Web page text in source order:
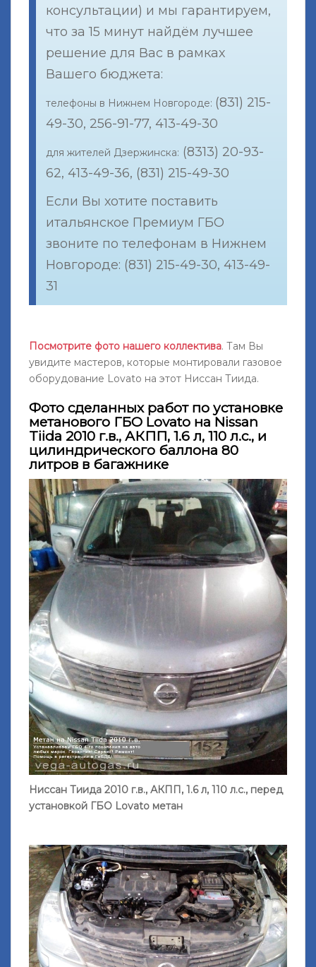
консультации) и мы гарантируем,
что за 15 минут найдём лучшее
решение для Вас в рамках
Вашего бюджета:
телефоны в Нижнем Новгороде: (831) 215-
49-30, 256-91-77, 413-49-30
для жителей Дзержинска: (8313) 20-93-
62, 413-49-36, (831) 215-49-30
Если Вы хотите поставить
итальянское Премиум ГБО
звоните по телефонам в Нижнем
Новгороде: (831) 215-49-30, 413-49-
31
Посмотрите фото нашего коллектива. Там Вы
увидите мастеров, которые монтировали газовое
оборудование Lovato на этот Ниссан Тиида.
Фото сделанных работ по установке
метанового ГБО Lovato на Nissan
Tiida 2010 г.в., АКПП, 1.6 л, 110 л.с., и
цилиндрического баллона 80
литров в багажнике
Ниссан Тиида 2010 г.в., АКПП, 1.6 л, 110 л.с., перед
установкой ГБО Lovato метан